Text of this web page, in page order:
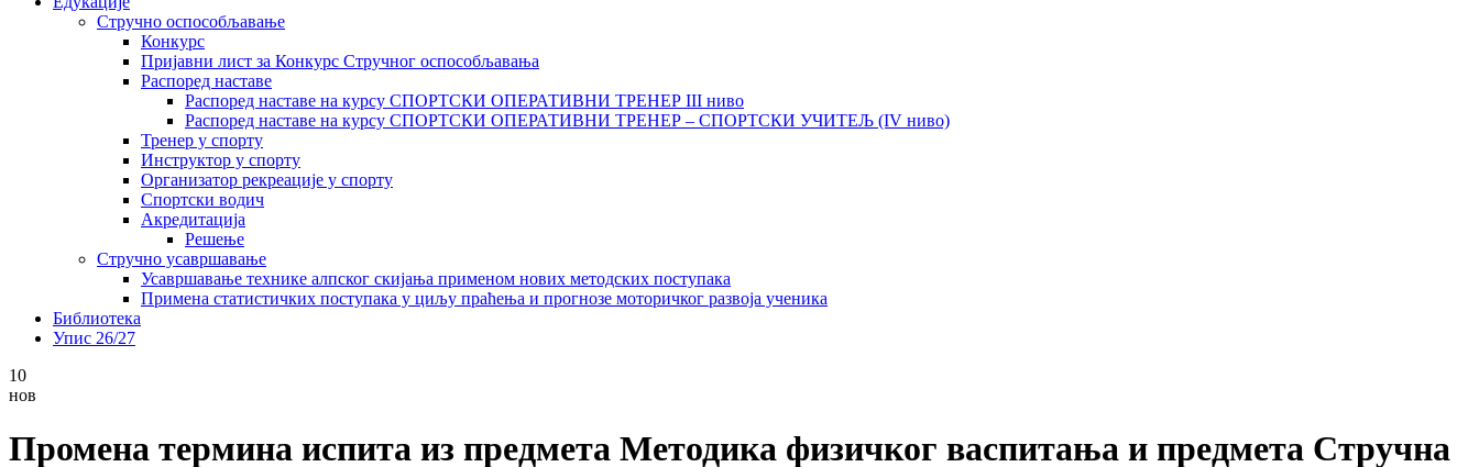
Стручно оспособљавање
Конкурс
Пријавни лист за Конкурс Стручног оспособљавања
Распоред наставе
Распоред наставе на курсу СПОРТСКИ ОПЕРАТИВНИ ТРЕНЕР III ниво
Распоред наставе на курсу СПОРТСКИ ОПЕРАТИВНИ ТРЕНЕР – СПОРТСКИ УЧИТЕЉ (IV ниво)
Тренер у спорту
Инструктор у спорту
Организатор рекреације у спорту
Спортски водич
Акредитација
Решење
Стручно усавршавање
Усавршавање технике алпског скијања применом нових методских поступака
Примена статистичких поступака у циљу праћења и прогнозе моторичког развоја ученика
Библиотека
Упис 26/27
10
нов
Промена термина испита из предмета Методика физичког васпитања и предмета Стручна